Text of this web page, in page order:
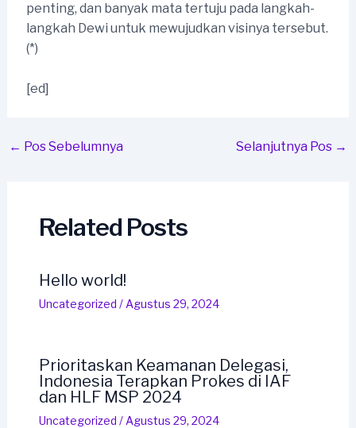
penting, dan banyak mata tertuju pada langkah-
langkah Dewi untuk mewujudkan visinya tersebut.
(*)
[ed]
Post
← Pos Sebelumnya Selanjutnya Pos →
Related Posts
Hello world!
Uncategorized / Agustus 29, 2024
Prioritaskan Keamanan Delegasi,
Indonesia Terapkan Prokes di IAF
dan HLF MSP 2024
Uncategorized / Agustus 29, 2024